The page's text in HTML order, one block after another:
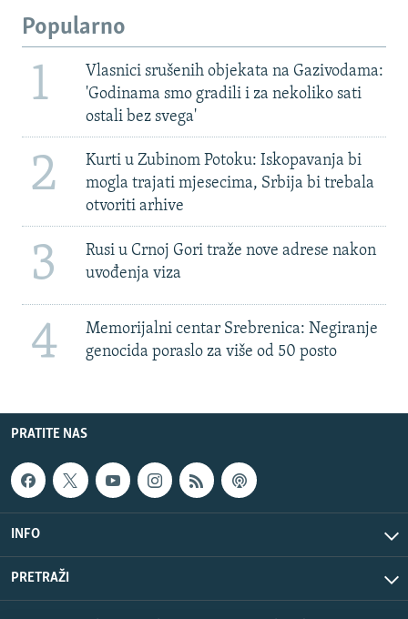
Popularno
1
Vlasnici srušenih objekata na Gazivodama:
'Godinama smo gradili i za nekoliko sati
ostali bez svega'
2
Kurti u Zubinom Potoku: Iskopavanja bi
mogla trajati mjesecima, Srbija bi trebala
otvoriti arhive
3
Rusi u Crnoj Gori traže nove adrese nakon
uvođenja viza
4
Memorijalni centar Srebrenica: Negiranje
genocida poraslo za više od 50 posto
PRATITE NAS
INFO
PRETRAŽI